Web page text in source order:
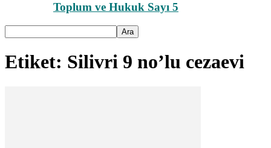
Toplum ve Hukuk Sayı 5
Etiket: Silivri 9 no’lu cezaevi